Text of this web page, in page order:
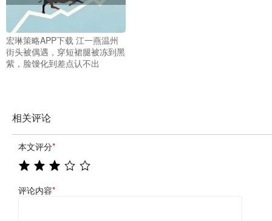
宏琳策略APP下载 江一燕温州
街头被偶遇，穿短裙腿被冻到黑
紫，脸馒化到差点认不出
相关评论
本文评分*
评论内容*